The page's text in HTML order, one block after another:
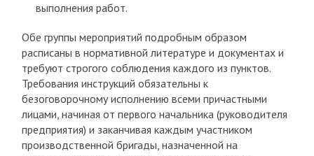
выполнения работ.
Обе группы мероприятий подробным образом
расписаны в нормативной литературе и документах и
требуют строгого соблюдения каждого из пунктов.
Требования инструкций обязательны к
безоговорочному исполнению всеми причастными
лицами, начиная от первого начальника (руководителя
предприятия) и заканчивая каждым участником
производственной бригады, назначенной на